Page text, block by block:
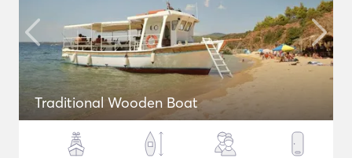
Traditional Wooden Boat